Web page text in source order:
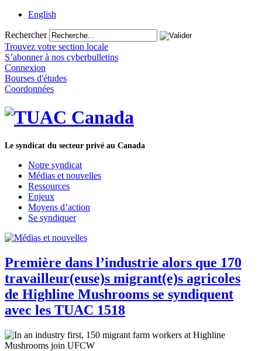
English
Rechercher
Trouvez votre section locale
S’abonner à nos cyberbulletins
Connexion
Bourses d'études
Coordonnées
Le syndicat du secteur privé au Canada
Notre syndicat
Médias et nouvelles
Ressources
Enjeux
Moyens d’action
Se syndiquer
Première dans l’industrie alors que 170
travailleur(euse)s migrant(e)s agricoles
de Highline Mushrooms se syndiquent
avec les TUAC 1518